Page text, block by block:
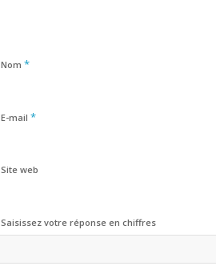
Nom *
E-mail *
Site web
Saisissez votre réponse en chiffres